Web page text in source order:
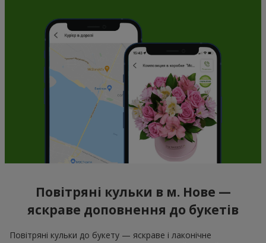
Повітряні кульки в м. Нове —
яскраве доповнення до букетів
Повітряні кульки до букету — яскраве і лаконічне